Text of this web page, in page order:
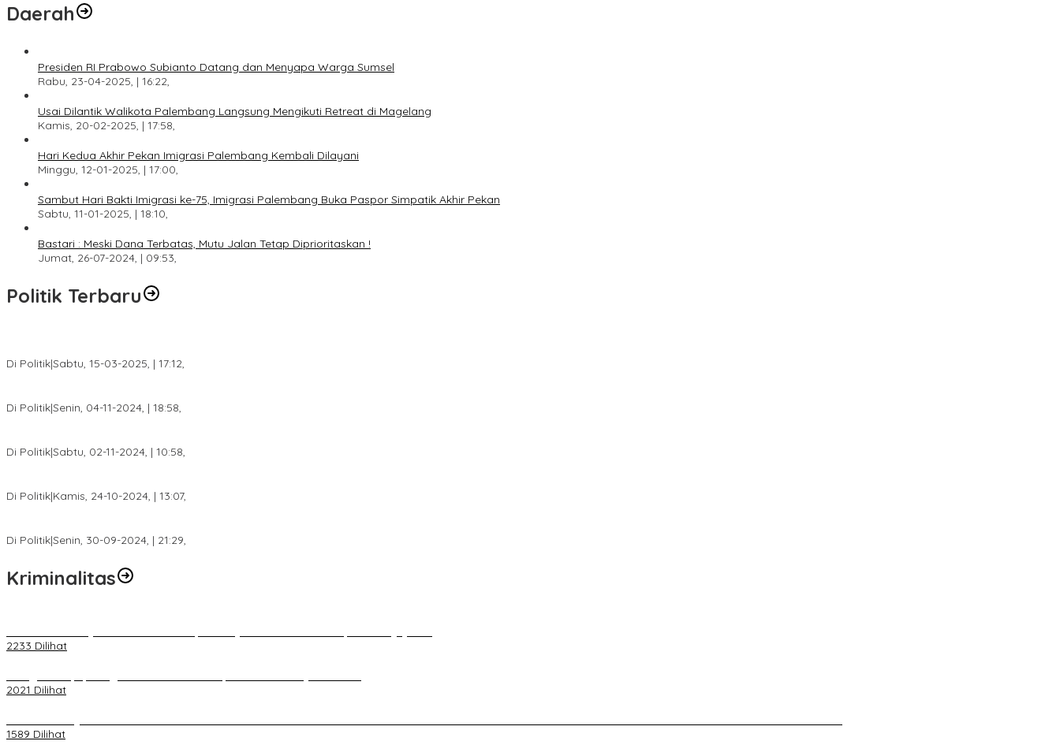
Daerah
Presiden RI Prabowo Subianto Datang dan Menyapa Warga Sumsel
Rabu, 23-04-2025, | 16:22,
Usai Dilantik Walikota Palembang Langsung Mengikuti Retreat di Magelang
Kamis, 20-02-2025, | 17:58,
Hari Kedua Akhir Pekan Imigrasi Palembang Kembali Dilayani
Minggu, 12-01-2025, | 17:00,
Sambut Hari Bakti Imigrasi ke-75, Imigrasi Palembang Buka Paspor Simpatik Akhir Pekan
Sabtu, 11-01-2025, | 18:10,
Bastari : Meski Dana Terbatas, Mutu Jalan Tetap Diprioritaskan !
Jumat, 26-07-2024, | 09:53,
Politik Terbaru
Di Politik|Sabtu, 15-03-2025, | 17:12,
Di Politik|Senin, 04-11-2024, | 18:58,
Di Politik|Sabtu, 02-11-2024, | 10:58,
Di Politik|Kamis, 24-10-2024, | 13:07,
Di Politik|Senin, 30-09-2024, | 21:29,
Kriminalitas
2233 Dilihat
2021 Dilihat
1589 Dilihat